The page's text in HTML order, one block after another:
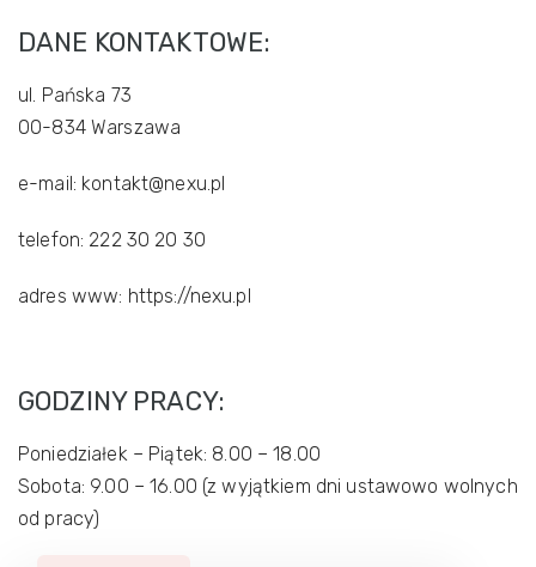
DANE KONTAKTOWE:
ul. Pańska 73
00-834 Warszawa
e-mail: kontakt@nexu.pl
telefon: 222 30 20 30
adres www: https://nexu.pl
GODZINY PRACY:
Poniedziałek – Piątek: 8.00 – 18.00
Sobota: 9.00 – 16.00 (z wyjątkiem dni ustawowo wolnych
od pracy)